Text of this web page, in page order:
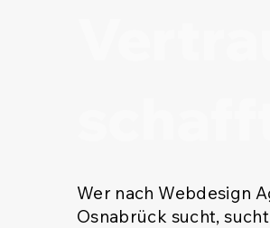
Wer nach Webdesign
Osnabrück sucht,